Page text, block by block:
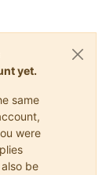
yet.
same
were
be